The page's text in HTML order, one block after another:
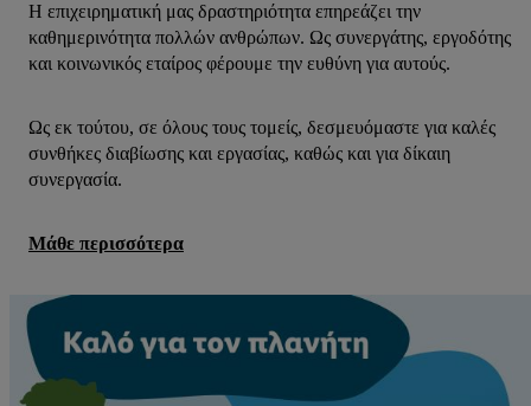
Η επιχειρηματική μας δραστηριότητα επηρεάζει την
καθημερινότητα πολλών ανθρώπων. Ως συνεργάτης, εργοδότης
και κοινωνικός εταίρος φέρουμε την ευθύνη για αυτούς.
Ως εκ τούτου, σε όλους τους τομείς, δεσμευόμαστε για καλές
συνθήκες διαβίωσης και εργασίας, καθώς και για δίκαιη
συνεργασία.
Μάθε περισσότερα